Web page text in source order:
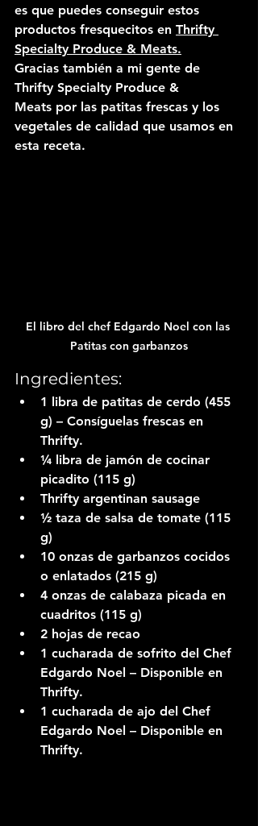
es que puedes conseguir estos
productos fresquecitos en Thrifty
Specialty Produce & Meats.
Gracias también a mi gente de
Thrifty Specialty Produce &
Meats por las patitas frescas y los
vegetales de calidad que usamos en
esta receta.
El libro del chef Edgardo Noel con las
Patitas con garbanzos
Ingredientes:
1 libra de patitas de cerdo (455
g) – Consíguelas frescas en
Thrifty.
¼ libra de jamón de cocinar
picadito (115 g)
Thrifty argentinan sausage
½ taza de salsa de tomate (115
g)
10 onzas de garbanzos cocidos
o enlatados (215 g)
4 onzas de calabaza picada en
cuadritos (115 g)
2 hojas de recao
1 cucharada de sofrito del Chef
Edgardo Noel – Disponible en
Thrifty.
1 cucharada de ajo del Chef
Edgardo Noel – Disponible en
Thrifty.